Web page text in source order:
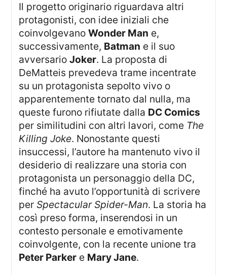
Il progetto originario riguardava altri
protagonisti, con idee iniziali che
coinvolgevanoWonder Man e,
successivamente, Batman e il suo
avversarioJoker. La proposta di
DeMatteis prevedeva trame incentrate
su un protagonista sepolto vivo o
apparentemente tornato dal nulla, ma
queste furono rifiutate dalla DC Comics
per similitudini con altri lavori, come The
Killing Joke. Nonostante questi
insuccessi, l’autore ha mantenuto vivo il
desiderio di realizzare una storia con
protagonista un personaggio della DC,
finché ha avuto l’opportunità di scrivere
per Spectacular Spider-Man. La storia ha
così preso forma, inserendosi in un
contesto personale e emotivamente
coinvolgente, con la recente unione tra
Peter Parker e Mary Jane.